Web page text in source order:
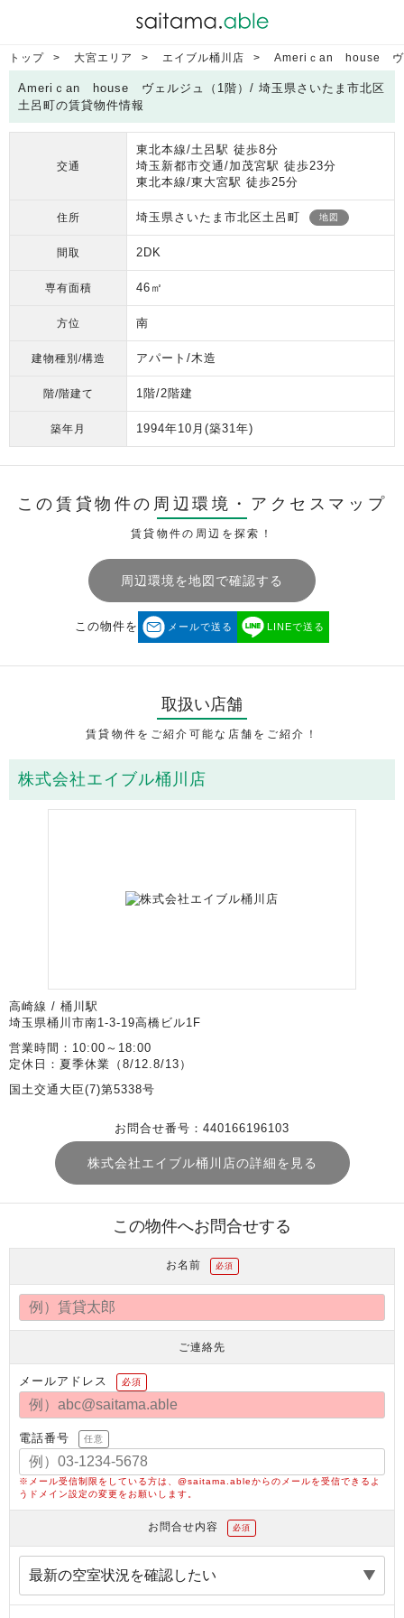
トップ 大宮エリア エイブル桶川店 Ameriｃan house ヴ
Ameriｃan house ヴェルジュ（1階）/ 埼玉県さいたま市北区
土呂町の賃貸物件情報
交通
東北本線/土呂駅 徒歩8分
埼玉新都市交通/加茂宮駅 徒歩23分
東北本線/東大宮駅 徒歩25分
住所 埼玉県さいたま市北区土呂町 地図
間取 2DK
専有面積 46㎡
方位 南
建物種別/構造 アパート/木造
階/階建て 1階/2階建
築年月 1994年10月 (築31年)
この賃貸物件の周辺環境・ アクセスマップ
賃貸物件の周辺を探索！
周辺環境を地図で確認する
この物件を メールで送る LINEで送る
取扱い店舗
賃貸物件をご紹介可能な店舗をご紹介！
株式会社エイブル桶川店
高崎線 / 桶川駅
埼玉県桶川市南1-3-19高橋ビル1F
営業時間：10:00～18:00
定休日：夏季休業（8/12.8/13）
国土交通大臣(7)第5338号
お問合せ番号：440166196103
株式会社エイブル桶川店の詳細を見る
この物件へお問合せする
お名前 必須
ご連絡先
メールアドレス 必須
電話番号 任意
※メール受信制限をしている方は、@saitama.ableからのメールを受信できるよ
うドメイン設定の変更をお願いします。
お問合せ内容 必須